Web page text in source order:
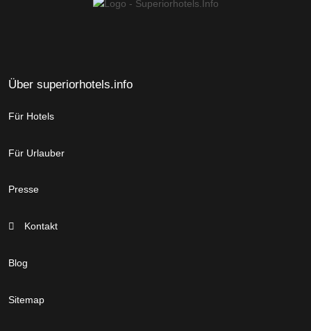
Über superiorhotels.info
Für Hotels
Für Urlauber
Presse
Kontakt
Blog
Sitemap